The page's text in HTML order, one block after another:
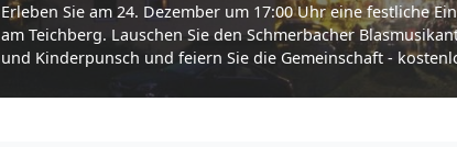
Erleben Sie am 24. Dezember um 17:00 Uhr eine festliche
am Teichberg. Lauschen Sie den Schmerbacher
und Kinderpunsch und feiern Sie die Gemeinschaft -